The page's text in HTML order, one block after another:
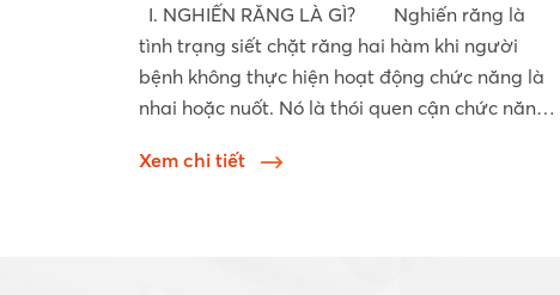
I. NGHIẾN RĂNG LÀ GÌ? Nghiến răng là
tình trạng siết chặt răng hai hàm khi người
bệnh không thực hiện hoạt động chức năng là
nhai hoặc nuốt. Nó là thói quen cận chức năng
Xem chi tiết